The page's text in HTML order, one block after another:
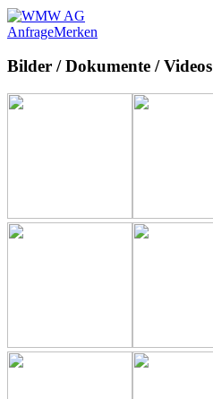
AnfrageMerken
Bilder / Dokumente / Videos